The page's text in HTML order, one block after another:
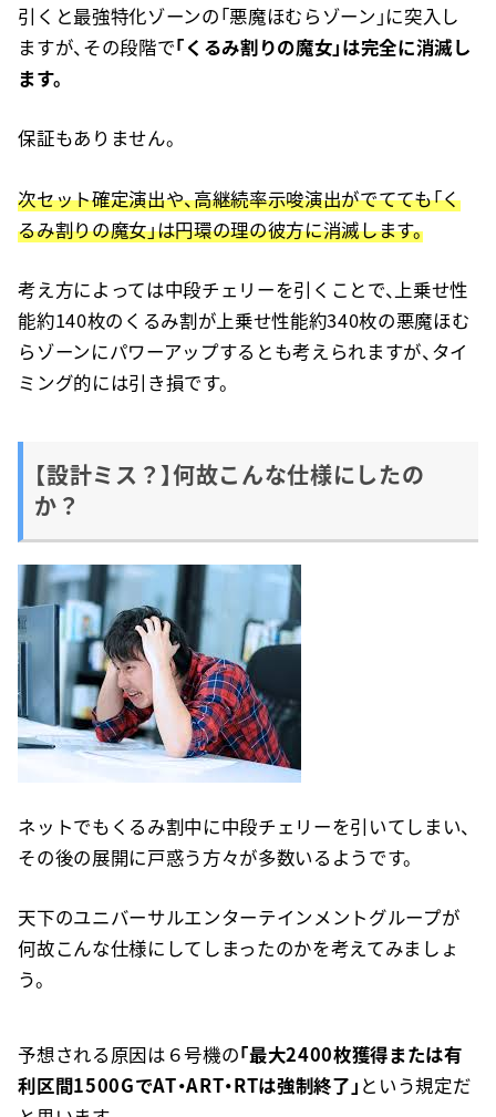
引くと最強特化ゾーンの「悪魔ほむらゾーン」に突入し
ますが、その段階で「くるみ割りの魔女」は完全に消滅し
ます。
保証もありません。
次セット確定演出や、高継続率示唆演出がでてても「く
るみ割りの魔女」は円環の理の彼方に消滅します。
考え方によっては中段チェリーを引くことで、上乗せ性
能約140枚のくるみ割が上乗せ性能約340枚の悪魔ほむ
らゾーンにパワーアップするとも考えられますが、タイ
ミング的には引き損です。
【設計ミス？】何故こんな仕様にしたの
か？
ネットでもくるみ割中に中段チェリーを引いてしまい、
その後の展開に戸惑う方々が多数いるようです。
天下のユニバーサルエンターテインメントグループが
何故こんな仕様にしてしまったのかを考えてみましょ
う。
予想される原因は６号機の「最大2400枚獲得または有
利区間1500GでAT・ART・RTは強制終了」 という規定だ